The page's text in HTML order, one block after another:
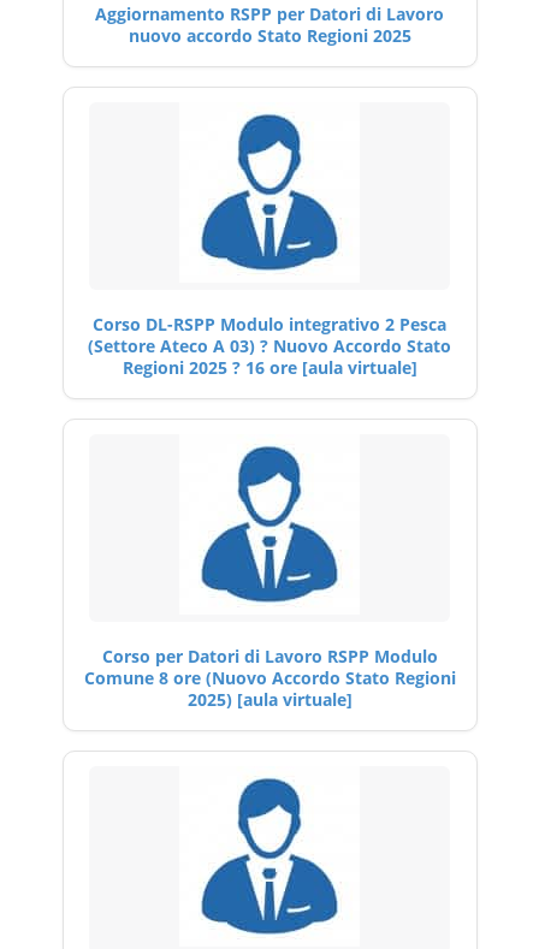
Aggiornamento RSPP per Datori di Lavoro
nuovo accordo Stato Regioni 2025
Corso DL-RSPP Modulo integrativo 2 Pesca
(Settore Ateco A 03) ? Nuovo Accordo Stato
Regioni 2025 ? 16 ore [aula virtuale]
Corso per Datori di Lavoro RSPP Modulo
Comune 8 ore (Nuovo Accordo Stato Regioni
2025) [aula virtuale]